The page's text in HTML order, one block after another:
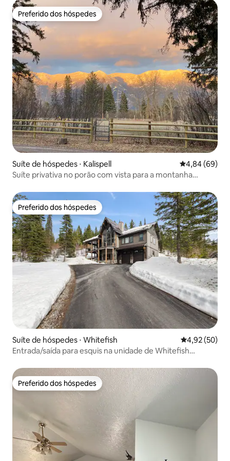
Preferido dos hóspedes
Preferido dos hóspedes
Suíte de hóspedes ⋅ Kalispell 4,84 de uma
4,84 (69)
Suíte privativa no porão com vista para a montanha
Preferido dos hóspedes
Preferido dos hóspedes
Suíte de hóspedes ⋅ Whitefish 4,92 de uma
4,92 (50)
Entrada/saída para esquis na unidade de Whitefish
Preferido dos hóspedes
Preferido dos hóspedes